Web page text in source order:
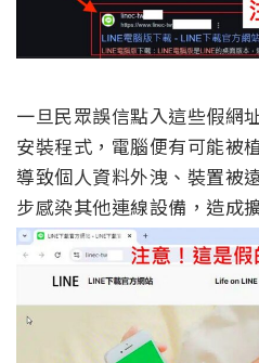
一旦民眾誤信點入這些假網
安裝程式，電腦便有可能被
導致個人資料外洩、裝置被
步感染其他連線設備，造成